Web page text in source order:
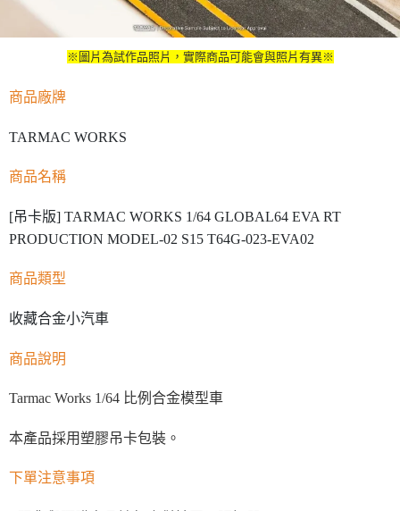
※圖片為試作品照片，實際商品可能會與照片有異※
商品廠牌
TARMAC WORKS
商品名稱
[吊卡版] TARMAC WORKS 1/64 GLOBAL64 EVA RT
PRODUCTION MODEL-02 S15 T64G-023-EVA02
商品類型
收藏合金小汽車
商品說明
Tarmac Works 1/64 比例合金模型車
本產品採用塑膠吊卡包裝。
下單注意事項